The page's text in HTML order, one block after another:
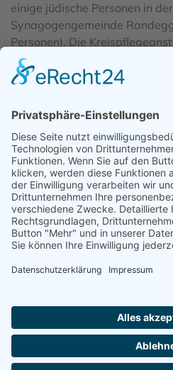
einige jüdische Personen in
Synagogengemeinde
Personen). Die
beherbergte immer auch
DIE NAMEN DER
AUS
QUELLEN
Janzowski, Frank: Die NS-
Pflegeanstalt Wiesloch.
Pro Stolpersteine Vilingen-
Deportation jüdischer Villinger
22. Oktober 1940, Villingen
Footer
Cookie-Einstellungen